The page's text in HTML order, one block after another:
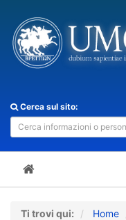
Cerca sul sito:
Ti trovi qui: Home